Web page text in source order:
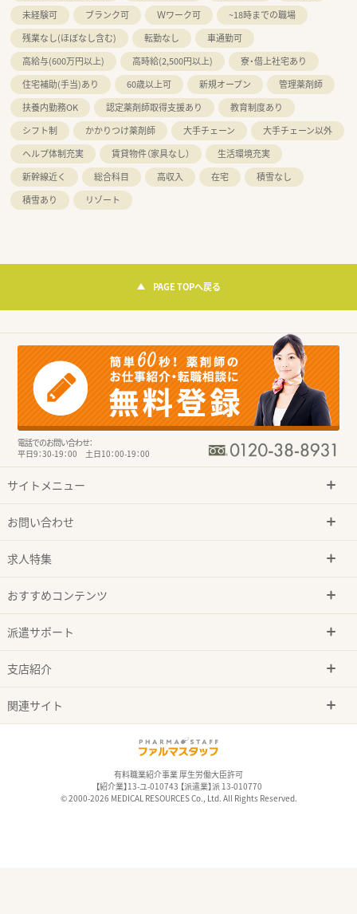
未経験可
ブランク可 Ｗワーク可
~18時までの職場
残業なし(ほぼなし含む)
転勤なし
車通勤可
高給与(600万円以上)
高時給(2,500円以上)
寮・借上社宅あり
住宅補助(手当)あり
60歳以上可 新規オープン
管理薬剤師
扶養内勤務OK
認定薬剤師取得支援あり
教育制度あり
シフト制
かかりつけ薬剤師 大手チェーン
大手チェーン以外
ヘルプ体制充実
賃貸物件（家具なし）
生活環境充実
新幹線近く
総合科目 高収入 在宅
積雪なし
積雪あり
リゾート
PAGE TOPへ戻る
電話でのお問い合わせ：
平日9：30-19：00 土日10：00-19：00
サイトメニュー
お問い合わせ
求人特集
おすすめコンテンツ
派遣サポート
支店紹介
関連サイト
有料職業紹介事業 厚生労働大臣許可
【紹介業】13-ユ-010743 【派遣業】派 13-010770
© 2000-2026 MEDICAL RESOURCES Co., Ltd. All Rights Reserved.